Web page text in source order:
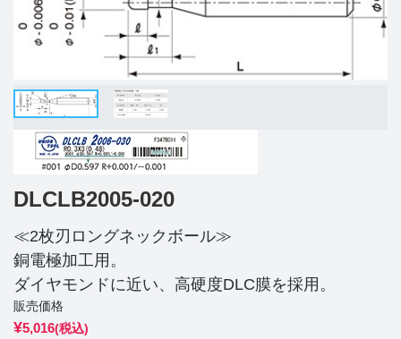
DLCLB2005-020
≪2枚刃ロングネックボール≫
銅電極加工用。
ダイヤモンドに近い、高硬度DLC膜を採用。
販売価格
¥5,016(税込)